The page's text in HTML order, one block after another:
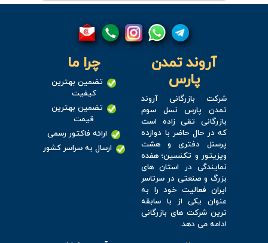
آروند تمدن
پارس
شرکت بازرگانی آروند
تمدن پارس نسل سوم
بازرگانی تقی زاده است
که در حال حاضر با دوازده
پرسنل دفتری و هشت
ویزیتور و تکنسین؛ هفده
نمایندگی در استان های
بزرگ و صنعتی در سرتاسر
ایران فعالیت خود را به
عنوان یکی از با سابقه
ترین شرکت های بازرگانی
ادامه می دهد.
چرا ما
تضمین بهترین
کیفیت
تضمین بهترین
قیمت
ارائه فاکتور رسمی
ارسال به سراسر کشور